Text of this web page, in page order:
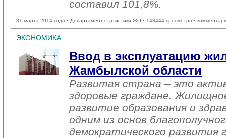
составил 101,8%.
31 марта 2014 года • Департамент статистики ЖО • 148444 просмотра •
ЭКОНОМИКА
Ввод в эксплуатацию
Жамбылской области
Развитая страна – это
здоровые граждане.
развитие образования и
одним из основ
демократического развития